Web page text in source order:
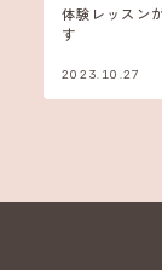
体験レッスン
す
2023.10.27